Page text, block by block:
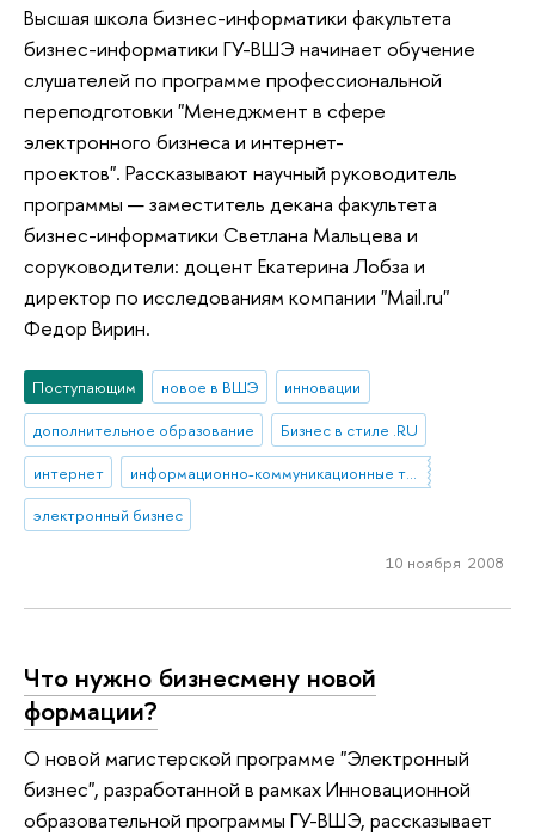
Высшая школа бизнес-информатики факультета
бизнес-информатики ГУ-ВШЭ начинает обучение
слушателей по программе профессиональной
переподготовки "Менеджмент в сфере
электронного бизнеса и интернет-
проектов". Рассказывают научный руководитель
программы — заместитель декана факультета
бизнес-информатики Светлана Мальцева и
соруководители: доцент Екатерина Лобза и
директор по исследованиям компании "Mail.ru"
Федор Вирин.
Поступающим новое в ВШЭ
инновации
дополнительное образование
Бизнес в стиле .RU
интернет
информационно-коммуникационные технологии
электронный бизнес
10 ноября 2008
Что нужно бизнесмену новой
формации?
О новой магистерской программе "Электронный
бизнес", разработанной в рамках Инновационной
образовательной программы ГУ-ВШЭ, рассказывает